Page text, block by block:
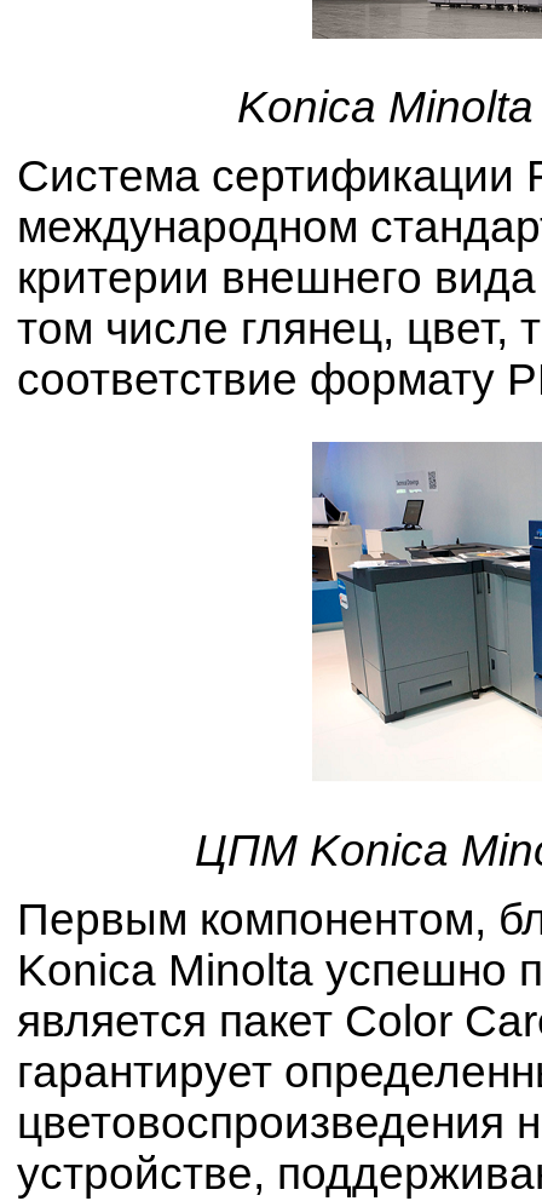
Konica
Система сертификации
международном
критерии внешнего
том числе глянец, цвет,
соответствие формату
ЦПМ Konica
Первым компонентом,
Konica Minolta успешно
является пакет Color
гарантирует
устройстве,